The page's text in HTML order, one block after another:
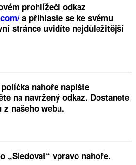
prohlížeči odkaz
a přihlaste se ke svému
stránce uvidíte nejdůležitější
nahoře napište
na navržený odkaz. Dostanete
z našeho webu.
„Sledovat“ vpravo nahoře.